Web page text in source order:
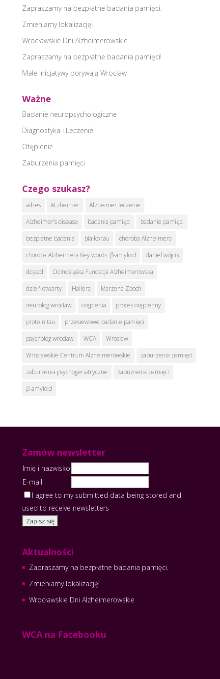
Zapraszamy na bezpłatne badania pamięci.
Zmieniamy lokalizację!
Wrocławskie Dni Alzheimerowskie
Zapraszamy na bezpłatne badania pamięci!
Małe inicjatywy porywają Wrocław
Ważne
Badanie neuropsychologiczne
Diagnostyka i Leczenie
Otępienie
Zaburzenia pamięci
Czego szukasz?
adres ALzheimer
Alzheimer leczenie
Alzheimer’s disease
badania pamięci
badanie pamięci
bezpłatne badania
białko tau
choroba Alzheimera
choroba Alzheimera Key words: β-amyloid
daniel wójcik
dojazd
Dolnośląska Fundacja Alzheimerowska
dzień otwarty
Hallera
Marzena Zboch
neurolog wrocław
otępienia
proces otępienny
protein tau
przesiewowe badanie pamięci
psycholog wrocław
WCA
Wrocław
Wrocławskie Centrum Alzheimerowskie
zaburzenia pamięci
zaburzenia psychogeriatryczne
zabuzrenia pamięci
β-amyloid
Zamów newsletter
Imię i nazwisko
E-mail
I agree to my submitted data being stored and
used to receive newsletters
Aktualności
Zapraszamy na bezpłatne badania pamięci.
Zmieniamy lokalizację!
Wrocławskie Dni Alzheimerowskie
WCA na Facebooku